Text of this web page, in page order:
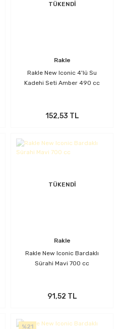
TÜKENDİ
Rakle
Rakle New Iconic 4'lü Su
Kadehi Seti Amber 490 cc
152,53 TL
TÜKENDİ
Rakle
Rakle New Iconic Bardaklı
Sürahi Mavi 700 cc
91,52 TL
%21